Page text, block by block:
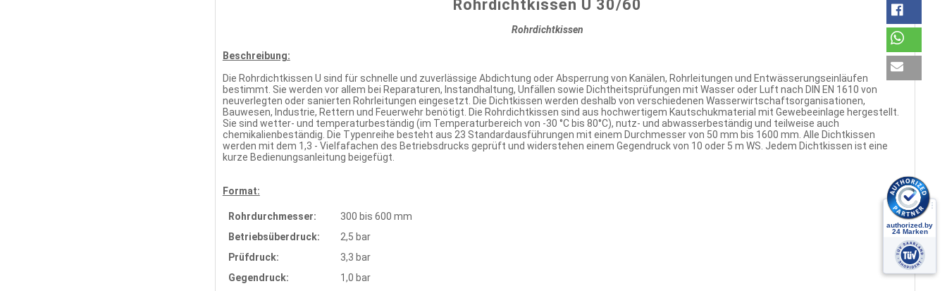
Rohrdichtkissen U 30/60
Rohrdichtkissen
Beschreibung:
Die Rohrdichtkissen U sind für schnelle und zuverlässige Abdichtung oder Absperrung von Kanälen, Rohrleitungen und Entwässerungseinläufen
bestimmt. Sie werden vor allem bei Reparaturen, Instandhaltung, Unfällen sowie Dichtheitsprüfungen mit Wasser oder Luft nach DIN EN 1610 von
neuverlegten oder sanierten Rohrleitungen eingesetzt. Die Dichtkissen werden deshalb von verschiedenen Wasserwirtschaftsorganisationen,
Bauwesen, Industrie, Rettern und Feuerwehr benötigt. Die Rohrdichtkissen sind aus hochwertigem Kautschukmaterial mit Gewebeeinlage hergestellt.
Sie sind wetter- und temperaturbeständig (im Temperaturbereich von -30 °C bis 80°C), nutz- und abwasserbeständig und teilweise auch
chemikalienbeständig. Die Typenreihe besteht aus 23 Standardausführungen mit einem Durchmesser von 50 mm bis 1600 mm. Alle Dichtkissen
werden mit dem 1,3 - Vielfafachen des Betriebsdrucks geprüft und widerstehen einem Gegendruck von 10 oder 5 m WS. Jedem Dichtkissen ist eine
kurze Bedienungsanleitung beigefügt.
Format:
Rohrdurchmesser:
300 bis 600 mm
Betriebsüberdruck:
2,5 bar
Prüfdruck:
3,3 bar
Gegendruck:
1,0 bar